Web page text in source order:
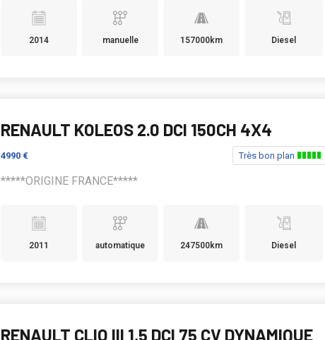
2014 manuelle 157000km Diesel
RENAULT KOLEOS 2.0 DCI 150CH 4X4
4990 € Très bon plan
*****ORIGINE FRANCE*****
2011 automatique 247500km Diesel
RENAULT CLIO III 1,5 DCI 75 CV DYNAMIQUE